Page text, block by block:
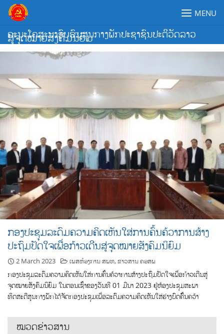
Skip
content
ຄະນະໂຄສະນາອົບຮົມສູນກາງພັກປະຊາຊົນປະຕິວັດລາວ
MENU
ສູ່ຈຸດໝາຍສັງຄົມນິຍົມ
ກອງປະຊຸມລະດົມຄວາມຄິດເຫັນໃສ່ການຄົ້ນຄ້ວາການສ້າງ
ປະຖົມປັດໃຈເພື່ອກ້າວເດີນສູ່ຈຸດໝາຍສັງຄົມນິຍົມ
2 March 2023 ເພສຫ້ອງການ ສພທ,ຂ່າວສານ ຄອສພ
ກອງປະຊຸມລະດົມຄວາມຄິດເຫັນໃສ່ການຄົ້ນຄ້ວາການສ້າງປະຖົມປັດໃຈເພື່ອກ້າວເດີນສູ່
ຈຸດໝາຍສັງຄົມນິຍົມ ໃນຕອນເຊົ້າຂອງວັນທີ 01 ມີນາ 2023 ຢູ່ຫ້ອງປະຊຸມສະພາ
ທິດສະດີສູນກາງພັກໄດ້ຈັດກອງປະຊຸມເພື່ອລະດົມຄວາມຄິດເຫັນໃສ່ຮ່າງບົດຄົົ້ນຄວ້າ
ໝວດຂ່າວສານ